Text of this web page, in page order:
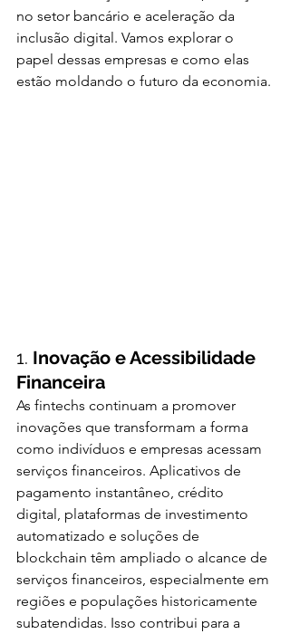
no setor bancário e aceleração da
inclusão digital. Vamos explorar o
papel dessas empresas e como elas
estão moldando o futuro da economia.
1. Inovação e Acessibilidade
Financeira
As fintechs continuam a promover
inovações que transformam a forma
como indivíduos e empresas acessam
serviços financeiros. Aplicativos de
pagamento instantâneo, crédito
digital, plataformas de investimento
automatizado e soluções de
blockchain têm ampliado o alcance de
serviços financeiros, especialmente em
regiões e populações historicamente
subatendidas. Isso contribui para a